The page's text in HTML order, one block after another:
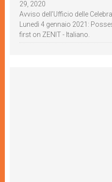
29, 2020
Avviso dell’Ufficio delle
Lunedì 4 gennaio 2021:
first on ZENIT - Italiano.